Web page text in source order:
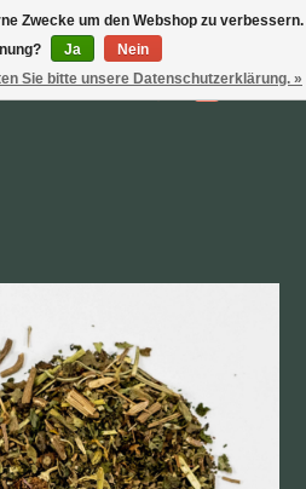
Wunschzettel
Ihr
Zwecke um den Webshop zu verbessern.
Ja
Nein
Sie bitte unsere Datenschutzerklärung. »